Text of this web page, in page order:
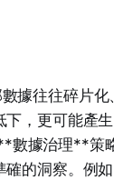
據往往碎片
，更可能產
據治理**策
的洞察。例